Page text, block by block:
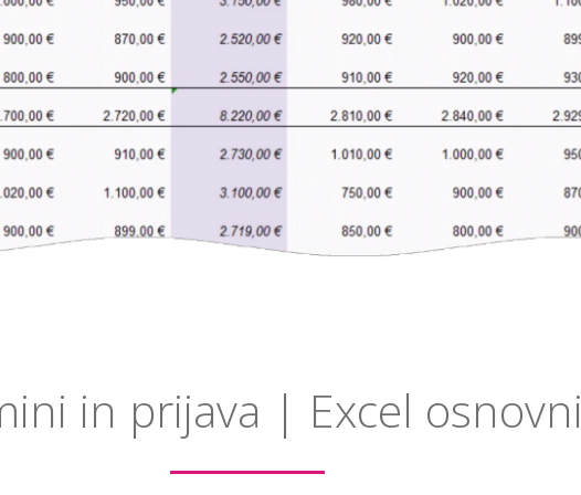
in prijava | Excel osnovni